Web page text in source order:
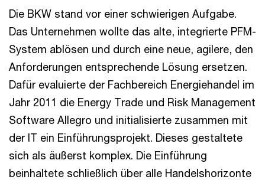
Die BKW stand vor einer schwierigen Aufgabe.
Das Unternehmen wollte das alte, integrierte PFM-
System ablösen und durch eine neue, agilere, den
Anforderungen entsprechende Lösung ersetzen.
Dafür evaluierte der Fachbereich Energiehandel im
Jahr 2011 die Energy Trade und Risk Management
Software Allegro und initialisierte zusammen mit
der IT ein Einführungsprojekt. Dieses gestaltete
sich als äußerst komplex. Die Einführung
beinhaltete schließlich über alle Handelshorizonte